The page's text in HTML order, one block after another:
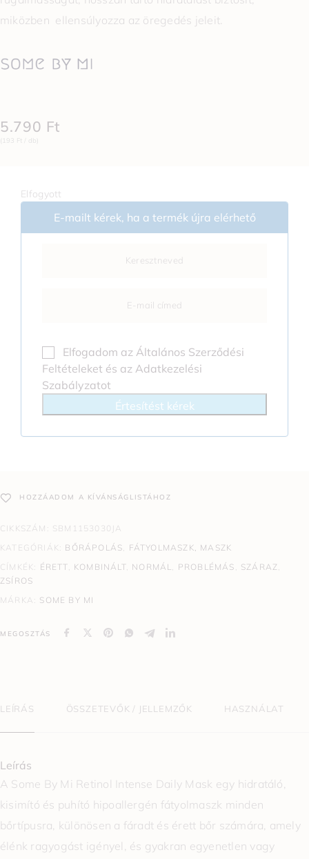
miközben ellensúlyozza az öregedés jeleit.
5.790 Ft
(193 Ft / db)
Elfogyott
E-mailt kérek, ha a termék újra elérhető
Elfogadom az Általános Szerződési
Feltételeket és az Adatkezelési
Szabályzatot
Értesítést kérek
HOZZÁADOM A KÍVÁNSÁGLISTÁHOZ
CIKKSZÁM: SBM1153030JA
KATEGÓRIÁK: BŐRÁPOLÁS, FÁTYOLMASZK, MASZK
CÍMKÉK: ÉRETT, KOMBINÁLT, NORMÁL, PROBLÉMÁS , SZÁRAZ ,
ZSÍROS
MÁRKA: SOME BY MI
MEGOSZTÁS
LEÍRÁS ÖSSZETEVŐK / JELLEMZŐK HASZNÁLAT
Leírás
A Some By Mi Retinol Intense Daily Mask egy hidratáló,
kisimító és puhító hipoallergén fátyolmaszk minden
bőrtípusra, különösen a fáradt és érett bőr számára, amely
élénk ragyogást igényel, és gyakran egyenetlen vagy